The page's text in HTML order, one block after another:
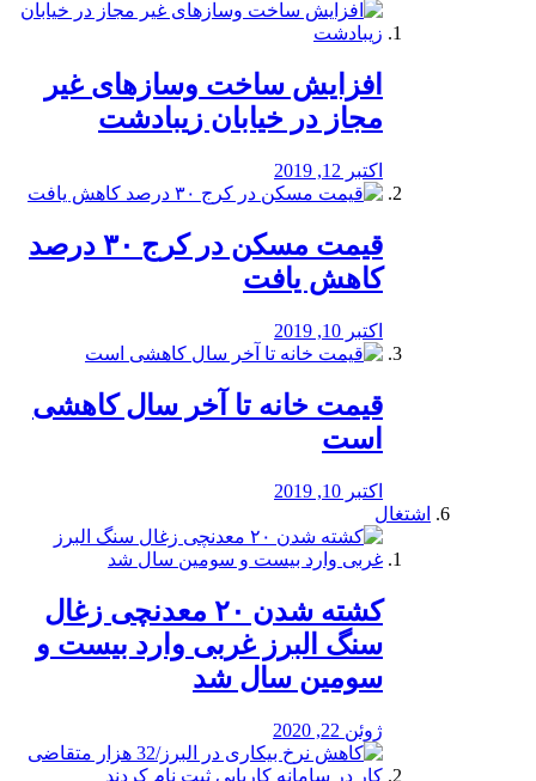
افزایش ساخت وسازهای غیر
مجاز در خیابان زیبادشت
اکتبر 12, 2019
️قیمت مسکن در کرج ۳۰ درصد
کاهش یافت
اکتبر 10, 2019
قیمت خانه تا آخر سال کاهشی
است
اکتبر 10, 2019
اشتغال
کشته شدن ۲۰ معدنچی زغال
سنگ البرز غربی وارد بیست و
سومین سال شد
ژوئن 22, 2020